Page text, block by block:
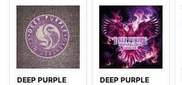
DEEP PURPLE
DEEP PURPLE